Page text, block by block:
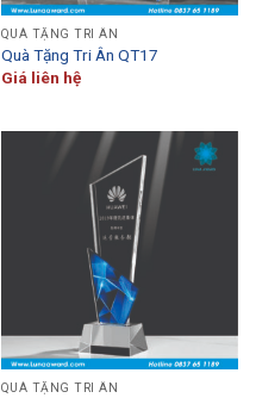
QUÀ TẶNG TRI ÂN
Quà Tặng Tri Ân QT17
Giá liên hệ
QUÀ TẶNG TRI ÂN